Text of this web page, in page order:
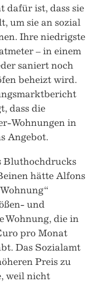
dafür ist, dass sie
um sie an sozial
Ihre niedrigste
– in einem
saniert noch
beheizt wird.
dass die
Wohnungen in
Angebot.
Bluthochdrucks
hätte Alfons
und
Wohnung, die in
pro Monat
Das Sozialamt
Preis zu
weil nicht